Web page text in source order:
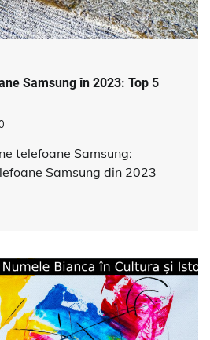
Samsung în 2023: Top 5
telefoane Samsung:
Samsung din 2023